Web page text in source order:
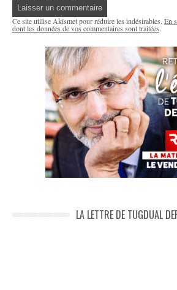
Ce site utilise Akismet pour réduire les indésirables. En
dont les données de vos commentaires sont traitées.
LA LETTRE DE TUGDUAL